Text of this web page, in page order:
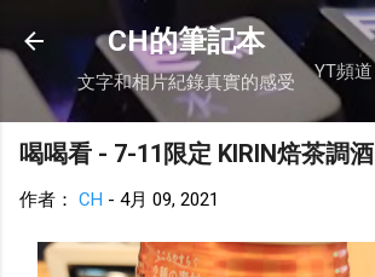
跳到主要內容
CH的筆記本
文字和相片紀錄真實的感受 YT頻道
喝喝看 - 7-11限定 KIRIN焙茶調酒
作者： CH - 4月 09, 2021